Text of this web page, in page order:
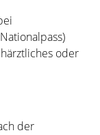
oder
der